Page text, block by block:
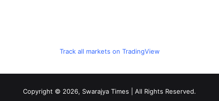
Track all markets on TradingView
Copyright © 2026, Swarajya Times | All Rights Reserved.